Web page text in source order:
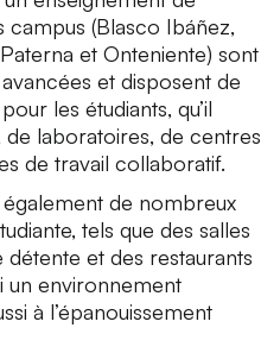
campus (Blasco Ibáñez,
et Onteniente) sont
et disposent de
les étudiants, qu’il
de laboratoires, de centres
de travail collaboratif.
de nombreux
tels que des salles
et des restaurants
un environnement
à l’épanouissement